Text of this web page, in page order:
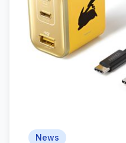
News